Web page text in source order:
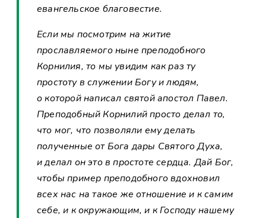
евангельское благовестие.
Если мы посмотрим на житие
прославляемого ныне преподобного
Корнилия, то мы увидим как раз ту
простоту в служении Богу и людям,
о которой написал святой апостол Павел.
Преподобный Корнилий просто делал то,
что мог, что позволяли ему делать
полученные от Бога дары Святого Духа,
и делал он это в простоте сердца. Дай Бог,
чтобы пример преподобного вдохновил
всех нас на такое же отношение и к самим
себе, и к окружающим, и к Господу нашему